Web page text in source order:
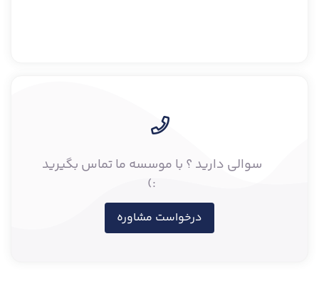
سوالی دارید ؟ با موسسه ما تماس بگیرید
:)
درخواست مشاوره